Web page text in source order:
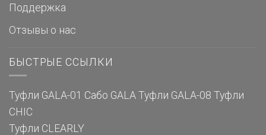
Поддержка
Отзывы о нас
БЫСТРЫЕ ССЫЛКИ
Туфли GALA-01 Сабо GALA Туфли GALA-08 Туфли
CHIC
Туфли CLEARLY